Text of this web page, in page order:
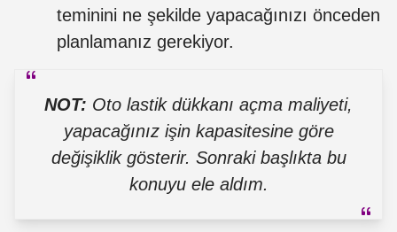
teminini ne şekilde yapacağınızı önceden
planlamanız gerekiyor.
NOT: Oto lastik dükkanı açma maliyeti,
yapacağınız işin kapasitesine göre
değişiklik gösterir. Sonraki başlıkta bu
konuyu ele aldım.